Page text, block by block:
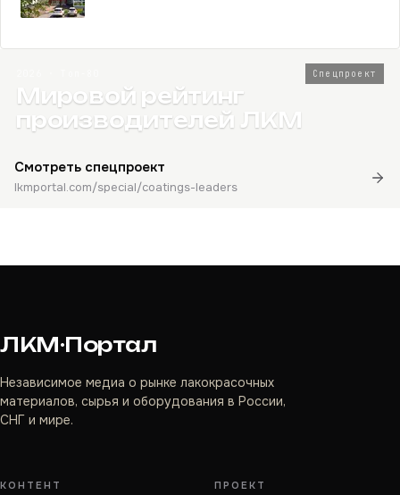
Спецпроект
Мировой рейтинг
производителей ЛКМ
Смотреть спецпроект
lkmportal.com/special/coatings-leaders
ЛКМ·Портал
Независимое медиа о рынке лакокрасочных
материалов, сырья и оборудования в России,
СНГ и мире.
КОНТЕНТ ПРОЕКТ